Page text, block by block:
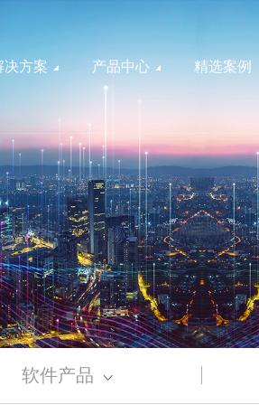
决方案
智能配电
智慧配电网 电力北斗
智慧能源
风机监测 光伏变配电
储能智慧化 公共建筑
产品中心
硬件产品
干式变压器
新能源双分裂
新能源华式变
ZGS新能源组
能效一级油浸
精选案例
软件产品